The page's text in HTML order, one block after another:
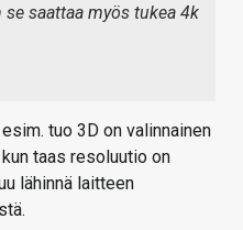
saattaa myös tukea 4k
tuo 3D on valinnainen
taas resoluutio on
lähinnä laitteen